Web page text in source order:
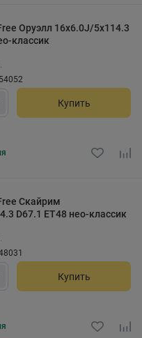
Оруэлл 16x6.0J/5x114.3
классик
Купить
Скайрим
D67.1 ET48 нео-классик
Купить